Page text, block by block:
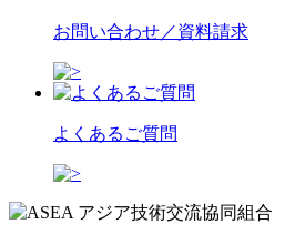
お問い合わせ／資料請求
よくあるご質問